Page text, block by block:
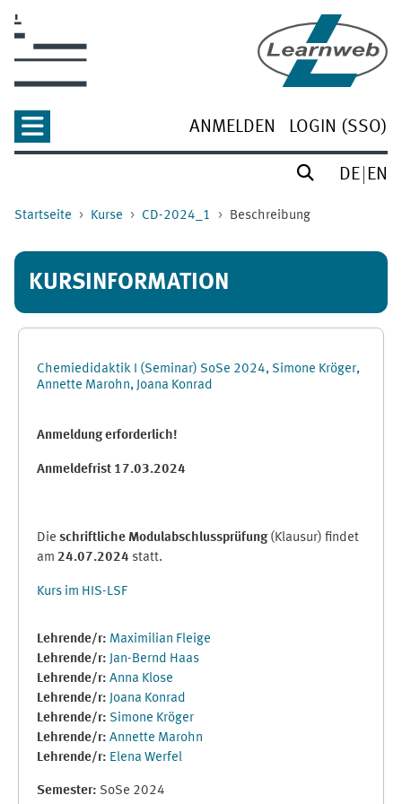
ANMELDEN LOGIN (SSO)
DE EN
Startseite Kurse CD-2024_1 Beschreibung
KURSINFORMATION
Chemiedidaktik I (Seminar) SoSe 2024, Simone Kröger,
Annette Marohn, Joana Konrad
Anmeldung erforderlich!
Anmeldefrist 17.03.2024
Die schriftliche Modulabschlussprüfung(Klausur) findet
am 24.07.2024 statt.
Kurs im HIS-LSF
Lehrende/r: Maximilian Fleige
Lehrende/r: Jan-Bernd Haas
Lehrende/r: Anna Klose
Lehrende/r: Joana Konrad
Lehrende/r: Simone Kröger
Lehrende/r: Annette Marohn
Lehrende/r: Elena Werfel
Semester: SoSe 2024